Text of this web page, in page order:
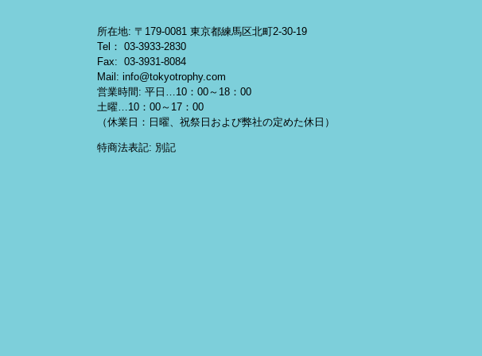
所在地: 〒179-0081 東京都練馬区北町2-30-19
Tel： 03-3933-2830
Fax: 03-3931-8084
Mail: info@tokyotrophy.com
営業時間: 平日…10：00～18：00
土曜…10：00～17：00
（休業日：日曜、祝祭日および弊社の定めた休日）
特商法表記: 別記